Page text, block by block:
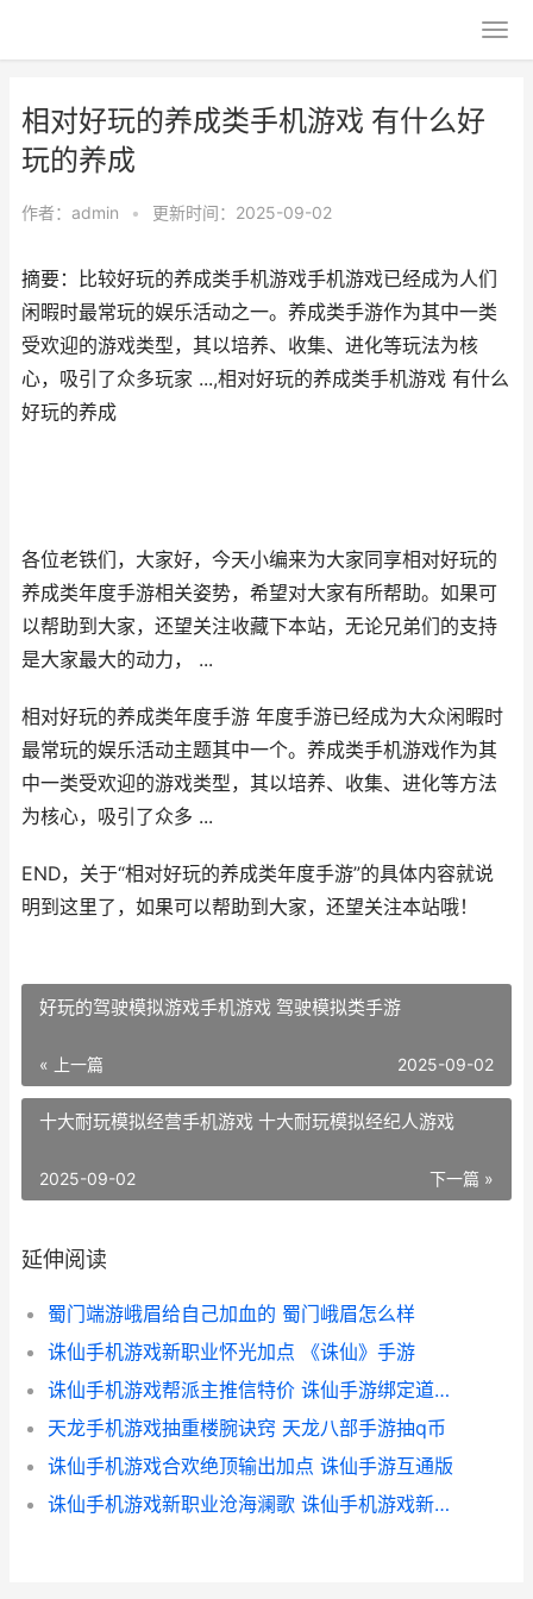
相对好玩的养成类手机游戏 有什么好
玩的养成
作者： admin • 更新时间：2025-09-02
摘要：比较好玩的养成类手机游戏手机游戏已经成为人们
闲暇时最常玩的娱乐活动之一。养成类手游作为其中一类
受欢迎的游戏类型，其以培养、收集、进化等玩法为核
心，吸引了众多玩家 ...,相对好玩的养成类手机游戏 有什么
好玩的养成
各位老铁们，大家好，今天小编来为大家同享相对好玩的
养成类年度手游相关姿势，希望对大家有所帮助。如果可
以帮助到大家，还望关注收藏下本站，无论兄弟们的支持
是大家最大的动力， ...
相对好玩的养成类年度手游 年度手游已经成为大众闲暇时
最常玩的娱乐活动主题其中一个。养成类手机游戏作为其
中一类受欢迎的游戏类型，其以培养、收集、进化等方法
为核心，吸引了众多 ...
END，关于“相对好玩的养成类年度手游”的具体内容就说
明到这里了，如果可以帮助到大家，还望关注本站哦！
好玩的驾驶模拟游戏手机游戏 驾驶模拟类手游
« 上一篇 2025-09-02
十大耐玩模拟经营手机游戏 十大耐玩模拟经纪人游戏
下一篇 »
2025-09-02
延伸阅读
蜀门端游峨眉给自己加血的 蜀门峨眉怎么样
诛仙手机游戏新职业怀光加点 《诛仙》手游
诛仙手机游戏帮派主推信特价 诛仙手游绑定道具怎么解绑
天龙手机游戏抽重楼腕诀窍 天龙八部手游抽q币
诛仙手机游戏合欢绝顶输出加点 诛仙手游互通版
诛仙手机游戏新职业沧海澜歌 诛仙手机游戏新手攻略